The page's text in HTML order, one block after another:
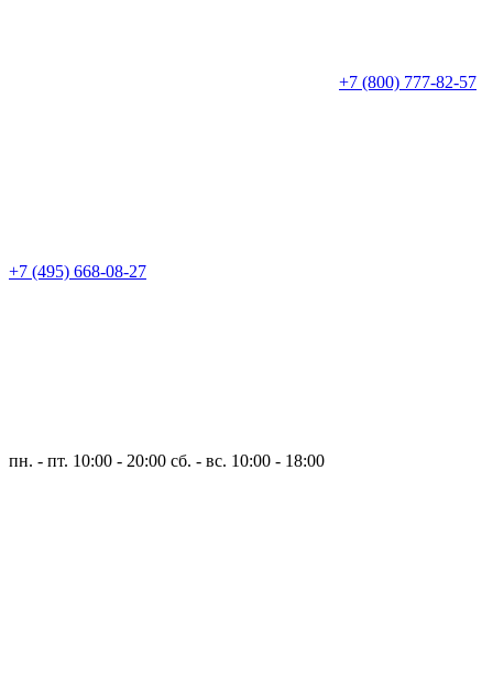
+7 (800) 777-82-57
+7 (495) 668-08-27
пн. - пт. 10:00 - 20:00 сб. - вс. 10:00 - 18:00